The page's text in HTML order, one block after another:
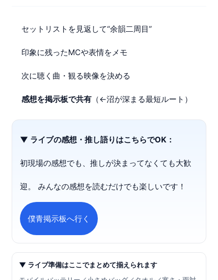
セットリストを見返して“余韻二周目”
印象に残ったMCや表情をメモ
次に聴く曲・観る映像を決める
感想を掲示板で共有 （←沼が深まる最短ルート）
▼ ライブの感想・推し語りはこちらでOK：
初現場の感想でも、推しが決まってなくても大歓
迎。 みんなの感想を読むだけでも楽しいです！
僕青掲示板へ行く
▼ ライブ準備はここでまとめて揃えられます